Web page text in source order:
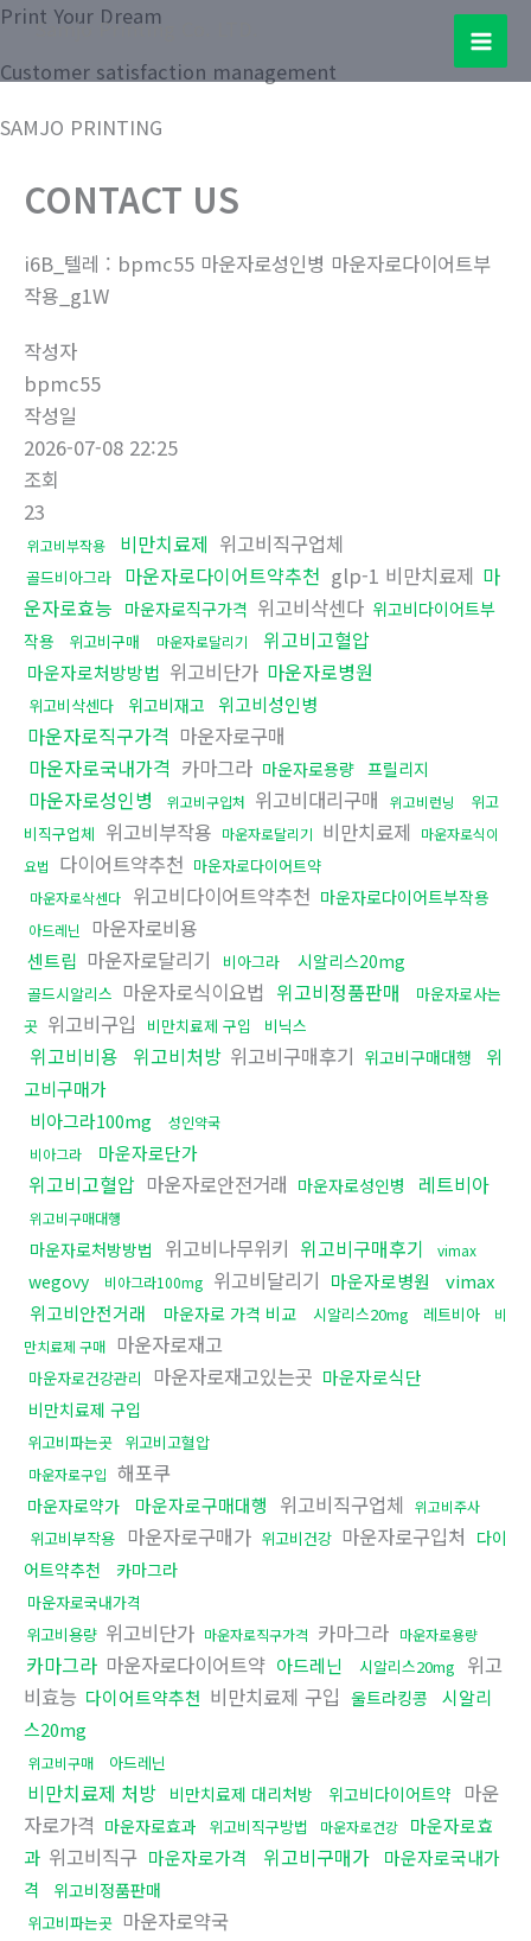
콘
츠
건
Samjo Printing Co. LTD.
Main
Print Your Dream
Customer satisfaction management
SAMJO PRINTING
CONTACT US
i6B_텔레 : bpmc55 마운자로성인병 마운자로다이어트부
작용_g1W
작성자
bpmc55
작성일
2026-07-08 22:25
조회
23
위고비부작용 비만치료제 위고비직구업체
골드비아그라 마운자로다이어트약추천 glp-1 비만치료제 마
운자로효능 마운자로직구가격 위고비삭센다 위고비다이어트부
작용
위고비구매 마운자로달리기 위고비고혈압
마운자로처방방법 위고비단가 마운자로병원
위고비삭센다 위고비재고 위고비성인병
마운자로직구가격 마운자로구매
마운자로국내가격 카마그라 마운자로용량 프릴리지
마운자로성인병 위고비구입처 위고비대리구매 위고비런닝
위고
비직구업체 위고비부작용 마운자로달리기 비만치료제
마운자로식이
요법
다이어트약추천 마운자로다이어트약
마운자로삭센다 위고비다이어트약추천 마운자로다이어트부작용
아드레닌 마운자로비용
센트립 마운자로달리기 비아그라 시알리스20mg
골드시알리스 마운자로식이요법 위고비정품판매
마운자로사는
곳 위고비구입 비만치료제 구입 비닉스
위고비비용 위고비처방 위고비구매후기 위고비구매대행
위
고비구매가
비아그라100mg
성인약국
비아그라
마운자로단가
위고비고혈압 마운자로안전거래 마운자로성인병 레트비아
위고비구매대행
마운자로처방방법 위고비나무위키 위고비구매후기 vimax
wegovy 비아그라100mg 위고비달리기 마운자로병원
vimax
위고비안전거래
마운자로 가격 비교 시알리스20mg 레트비아
비
만치료제 구매
마운자로재고
마운자로건강관리 마운자로재고있는곳 마운자로식단
비만치료제 구입
위고비파는곳 위고비고혈압
마운자로구입 해포쿠
마운자로약가 마운자로구매대행 위고비직구업체 위고비주사
위고비부작용 마운자로구매가 위고비건강 마운자로구입처 다이
어트약추천
카마그라
마운자로국내가격
위고비용량 위고비단가 마운자로직구가격 카마그라 마운자로용량
카마그라 마운자로다이어트약 아드레닌 시알리스20mg
위고
비효능 다이어트약추천 비만치료제 구입 울트라킹콩
시알리
스20mg
위고비구매 아드레닌
비만치료제 처방 비만치료제 대리처방 위고비다이어트약
마운
자로가격 마운자로효과 위고비직구방법 마운자로건강
마운자로효
과 위고비직구 마운자로가격 위고비구매가
마운자로국내가
격
위고비정품판매
위고비파는곳 마운자로약국